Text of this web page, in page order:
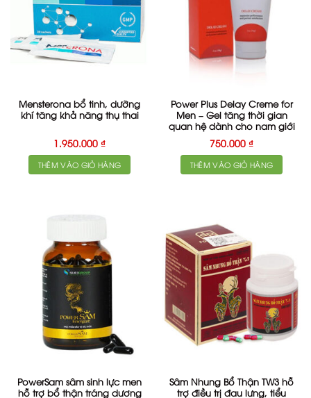
Mensterona bổ tinh, dưỡng
khí tăng khả năng thụ thai
1.950.000 ₫
THÊM VÀO GIỎ HÀNG
Power Plus Delay Creme for
Men – Gel tăng thời gian
quan hệ dành cho nam giới
750.000 ₫
THÊM VÀO GIỎ HÀNG
PowerSam sâm sinh lực men
hỗ trợ bổ thận tráng dương
Sâm Nhung Bổ Thận TW3 hỗ
trợ điều trị đau lưng, tiểu